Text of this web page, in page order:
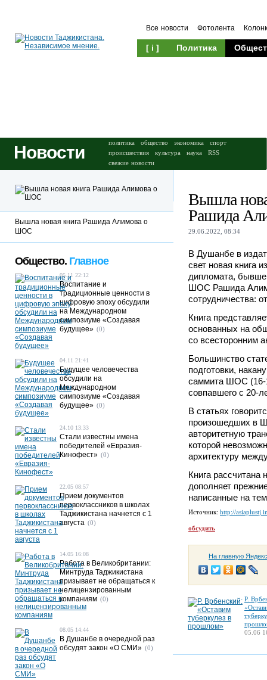
Все новости Фотолента
[ i ] Политика
Новости политика общество экономика
спорт
происшествия
культура наука
RSS
свежие новости
Вышла
Рашида
29.06.2022, 08:34
В Душанбе в
свет новая книга
дипломата,
ШОС Рашида
сотрудничества:
Книга
основанных на
со всесторонним
Большинство
подготовки,
саммита ШОС (16-
совпавшего с 20-
В статьях
произошедших в
авторитетную
которой
архитектуру
Книга рассчитана
дополняет
написанные на
Источник: http://
обсудить
На главную
Р.
05.06
Вышла новая книга Рашида Алимова о
ШОС
Общество. Главное
05.11 22:12
Воспитание и
традиционные ценности в
цифровую эпоху обсудили
на Международном
симпозиуме «Создавая
будущее» (0)
04.11 21:41
Будущее человечества
обсудили на
Международном
симпозиуме «Создавая
будущее» (0)
24.10 13:33
Стали известны имена
победителей «Евразия-
Кинофест» (0)
22.05 08:57
Прием документов
первоклассников в школах
Таджикистана начнется с 1
августа (0)
14.05 16:08
Работа в Великобритании:
Минтруда Таджикистана
призывает не обращаться к
нелицензированным
компаниям (0)
08.05 14:44
В Душанбе в очередной раз
обсудят закон «О СМИ» (0)